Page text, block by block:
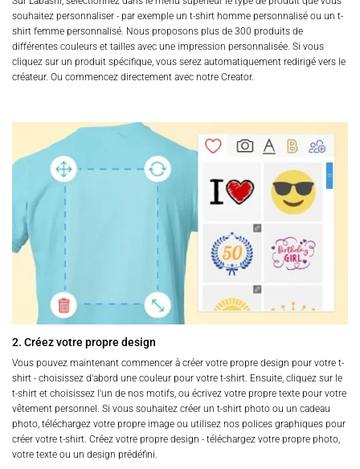
souhaitez personnaliser - par exemple un t-shirt homme personnalisé ou un t-
shirt femme personnalisé. Nous proposons plus de 300 produits de
différentes couleurs et tailles avec une impression personnalisée. Si vous
cliquez sur un produit spécifique, vous serez automatiquement redirigé vers le
créateur. Ou commencez directement avec notre Creator.
2. Créez votre propre design
Vous pouvez maintenant commencer à créer votre propre design pour votre t-
shirt - choisissez d'abord une couleur pour votre t-shirt. Ensuite, cliquez sur le
t-shirt et choisissez l'un de nos motifs, ou écrivez votre propre texte pour votre
vêtement personnel. Si vous souhaitez créer un t-shirt photo ou un cadeau
photo, téléchargez votre propre image ou utilisez nos polices graphiques pour
créer votre t-shirt. Créez votre propre design - téléchargez votre propre photo,
votre texte ou un design prédéfini.